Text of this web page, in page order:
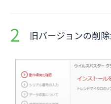
旧バージョンの削除